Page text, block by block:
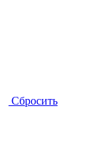
Сбросить